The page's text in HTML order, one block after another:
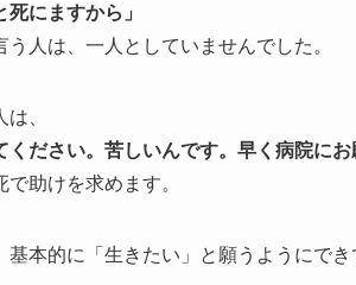
死にますから」
う人は、一人としていませんでした。
、
ください。苦しいんです。早く病院にお
で助けを求めます。
基本的に「生きたい」と願うようにで